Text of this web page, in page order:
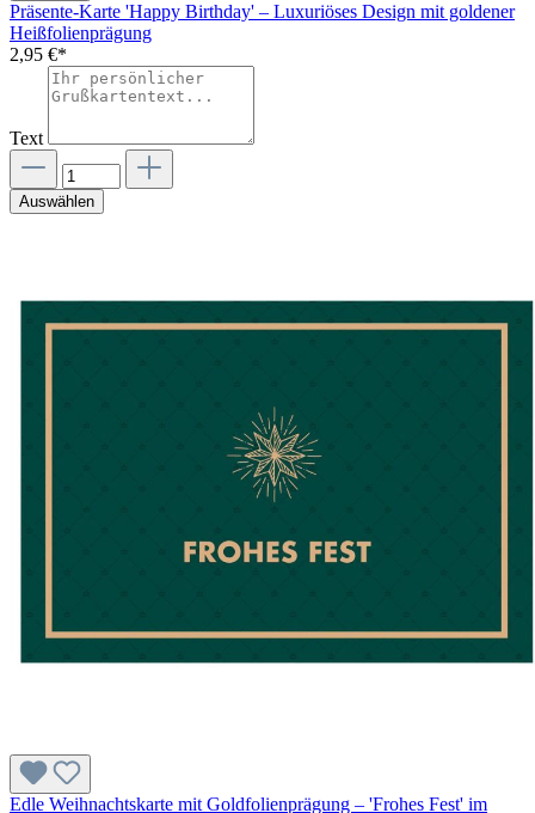
Präsente-Karte 'Happy Birthday' – Luxuriöses Design mit goldener
Heißfolienprägung
2,95 €*
Text
Auswählen
Edle Weihnachtskarte mit Goldfolienprägung – 'Frohes Fest' im